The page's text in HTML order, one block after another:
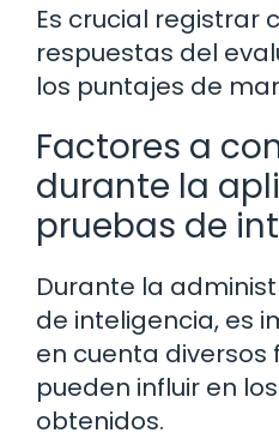
Es crucial registrar
respuestas del
los puntajes de
Factores a
durante la
pruebas de
Durante la
de inteligencia, es
en cuenta diversos
pueden influir en
obtenidos.